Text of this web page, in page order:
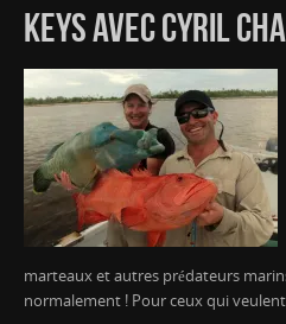
KEYS AVEC CYRIL
marteaux et autres prédateurs
normalement ! Pour ceux qui